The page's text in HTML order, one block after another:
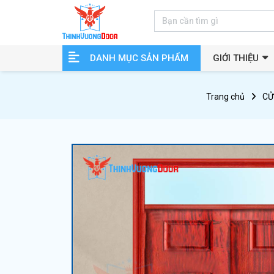
DANH MỤC SẢN PHẨM GIỚI THIỆU
Trang chủ